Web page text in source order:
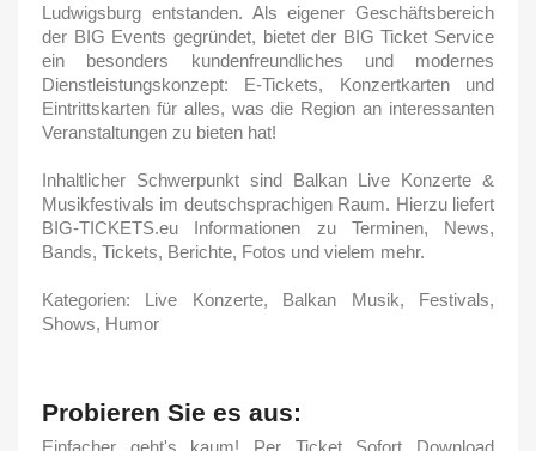
Ludwigsburg entstanden. Als eigener Geschäftsbereich
der BIG Events gegründet, bietet der BIG Ticket Service
ein besonders kundenfreundliches und modernes
Dienstleistungskonzept: E-Tickets, Konzertkarten und
Eintrittskarten für alles, was die Region an interessanten
Veranstaltungen zu bieten hat!
Inhaltlicher Schwerpunkt sind Balkan Live Konzerte &
Musikfestivals im deutschsprachigen Raum. Hierzu liefert
BIG-TICKETS.eu Informationen zu Terminen, News,
Bands, Tickets, Berichte, Fotos und vielem mehr.
Kategorien: Live Konzerte, Balkan Musik, Festivals,
Shows, Humor
Probieren Sie es aus:
Einfacher geht's kaum! Per Ticket Sofort Download